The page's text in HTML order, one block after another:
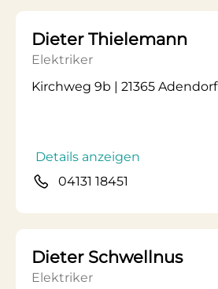
Dieter Thielemann
Elektriker
Kirchweg 9b | 21365 Adendorf
Details anzeigen
04131 18451
Dieter Schwellnus
Elektriker